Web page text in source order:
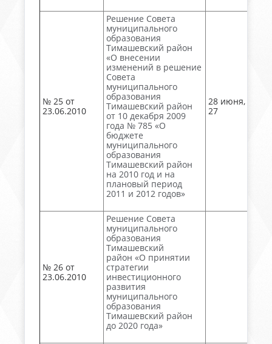
№ 25 от
23.06.2010
Решение Совета
муниципального
образования
Тимашевский район
«О внесении
изменений в решение
Совета
муниципального
образования
Тимашевский район
от 10 декабря 2009
года № 785 «О
бюджете
муниципального
образования
Тимашевский район
на 2010 год и на
плановый период
2011 и 2012 годов»
28 июня, акт №
27
№ 26 от
23.06.2010
Решение Совета
муниципального
образования
Тимашевский
район «О принятии
стратегии
инвестиционного
развития
муниципального
образования
Тимашевский район
до 2020 года»